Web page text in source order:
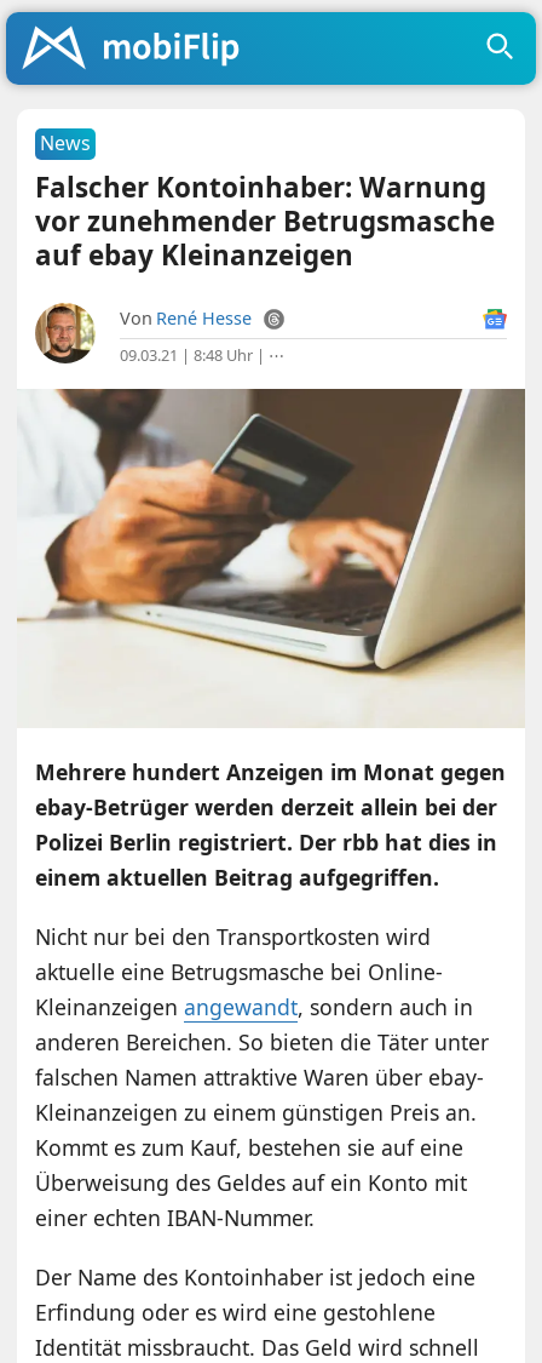
News
Falscher Kontoinhaber: Warnung
vor zunehmender Betrugsmasche
auf ebay Kleinanzeigen
Von René Hesse
09.03.21 | 8:48 Uhr | ⋯
Mehrere hundert Anzeigen im Monat gegen
ebay-Betrüger werden derzeit allein bei der
Polizei Berlin registriert. Der rbb hat dies in
einem aktuellen Beitrag aufgegriffen.
Nicht nur bei den Transportkosten wird
aktuelle eine Betrugsmasche bei Online-
Kleinanzeigenangewandt, sondern auch in
anderen Bereichen. So bieten die Täter unter
falschen Namen attraktive Waren über ebay-
Kleinanzeigen zu einem günstigen Preis an.
Kommt es zum Kauf, bestehen sie auf eine
Überweisung des Geldes auf ein Konto mit
einer echten IBAN-Nummer.
Der Name des Kontoinhaber ist jedoch eine
Erfindung oder es wird eine gestohlene
Identität missbraucht. Das Geld wird schnell